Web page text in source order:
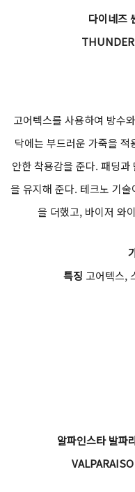
다이네즈
THUNDER
고어텍스를 사용하여 방수
닥에는 부드러운 가죽을
안한 착용감을 준다. 패딩
을 유지해 준다. 테크노 기
을 더했고, 바이저 와
특징 고어텍스,
알파인스타 발파